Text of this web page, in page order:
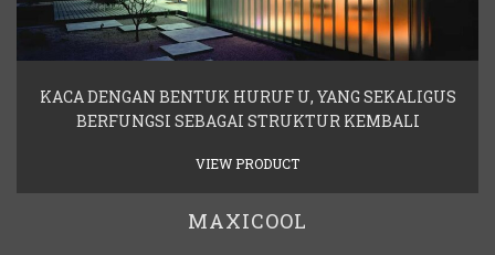
KACA DENGAN BENTUK HURUF U, YANG SEKALIGUS
BERFUNGSI SEBAGAI STRUKTUR KEMBALI
VIEW PRODUCT
MAXICOOL